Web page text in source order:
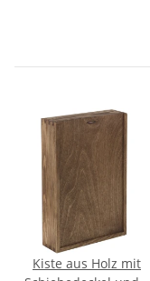
Kiste aus Holz mit